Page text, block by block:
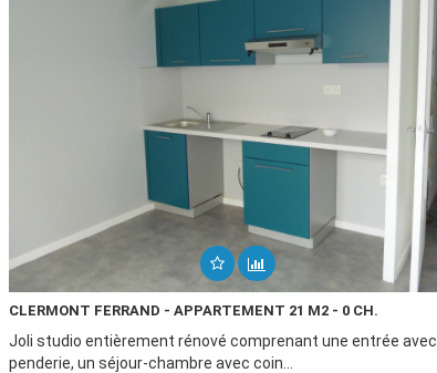
CLERMONT FERRAND - APPARTEMENT 21 M2 - 0 CH.
Joli studio entièrement rénové comprenant une entrée avec
penderie, un séjour-chambre avec coin...